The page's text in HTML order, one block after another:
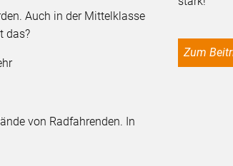
Zum
Auch in der Mittelklasse
das?
von Radfahrenden. In